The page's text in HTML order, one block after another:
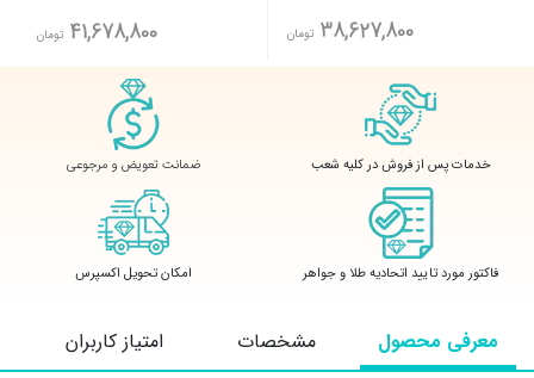
38,627,800 تومان 41,678,800 تومان
خدمات پس از فروش در کلیه شعب ضمانت تعویض و مرجوعی
فاکتور مورد تایید اتحادیه طلا و جواهر امکان تحویل اکسپرس
معرفی محصول مشخصات امتیاز کاربران